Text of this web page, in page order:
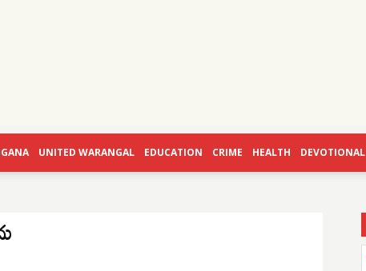
UNITED WARANGAL EDUCATION CRIME HEALTH DEVOTIONAL